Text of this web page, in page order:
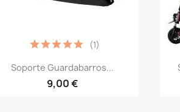
Vista rápida
Soporte Guardabarros...
9,00 €
(1)